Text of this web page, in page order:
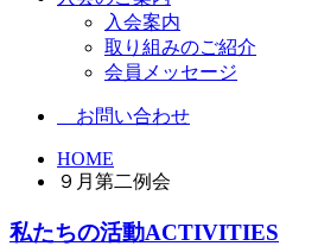
入会案内
取り組みのご紹介
会員メッセージ
お問い合わせ
HOME
９月第二例会
私たちの活動ACTIVITIES